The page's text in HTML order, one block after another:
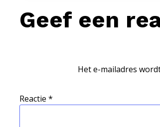
Geef een
Het e-mailadres
Reactie *